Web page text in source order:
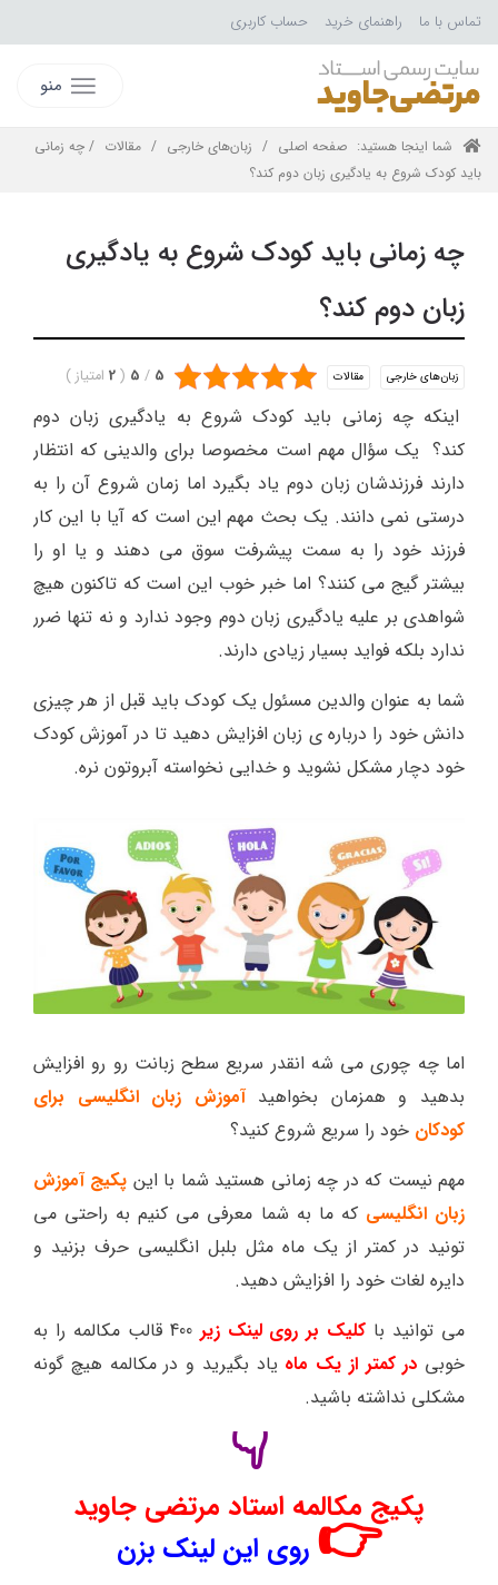
تماس با ما راهنمای خرید حساب کاربری
منو
شما اینجا هستید: صفحه اصلی / زبان‌های خارجی / مقالات / چه زمانی
باید کودک شروع به یادگیری زبان دوم کند؟
چه زمانی باید کودک شروع به یادگیری
زبان دوم کند؟
زبان‌های خارجی مقالات 5
/
5
(
2 امتیاز)
اینکه چه زمانی باید کودک شروع به یادگیری زبان دوم
کند؟ یک سؤال مهم است مخصوصا برای والدینی که انتظار
دارند فرزندشان زبان دوم یاد بگیرد اما زمان شروع آن را به
درستی نمی دانند. یک بحث مهم این است که آیا با این کار
فرزند خود را به سمت پیشرفت سوق می دهند و یا او را
بیشتر گیج می کنند؟ اما خبر خوب این است که تاکنون هیچ
شواهدی بر علیه یادگیری زبان دوم وجود ندارد و نه تنها ضرر
ندارد بلکه فواید بسیار زیادی دارند.
شما به عنوان والدین مسئول یک کودک باید قبل از هر چیزی
دانش خود را درباره ی زبان افزایش دهید تا در آموزش کودک
خود دچار مشکل نشوید و خدایی نخواسته آبروتون نره.
اما چه چوری می شه انقدر سریع سطح زبانت رو رو افزایش
بدهید و همزمان بخواهیدآموزش زبان انگلیسی برای
کودکان خود را سریع شروع کنید؟
مهم نیست که در چه زمانی هستید شما با این پکیج آموزش
زبان انگلیسی که ما به شما معرفی می کنیم به راحتی می
تونید در کمتر از یک ماه مثل بلبل انگلیسی حرف بزنید و
دایره لغات خود را افزایش دهید.
می توانید با کلیک بر روی لینک زیر
400 قالب مکالمه را به
خوبی در کمتر از یک ماه یاد بگیرید و در مکالمه هیچ گونه
مشکلی نداشته باشید.
👇
پکیج مکالمه استاد مرتضی جاوید
👉روی این لینک بزن